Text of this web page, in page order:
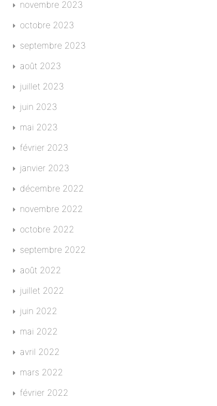
novembre 2023
octobre 2023
septembre 2023
août 2023
juillet 2023
juin 2023
mai 2023
février 2023
janvier 2023
décembre 2022
novembre 2022
octobre 2022
septembre 2022
août 2022
juillet 2022
juin 2022
mai 2022
avril 2022
mars 2022
février 2022